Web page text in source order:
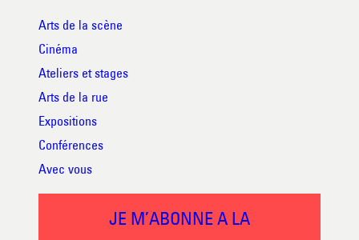
Arts de la scène
Cinéma
Ateliers et stages
Arts de la rue
Expositions
Conférences
Avec vous
JE M’ABONNE A LA